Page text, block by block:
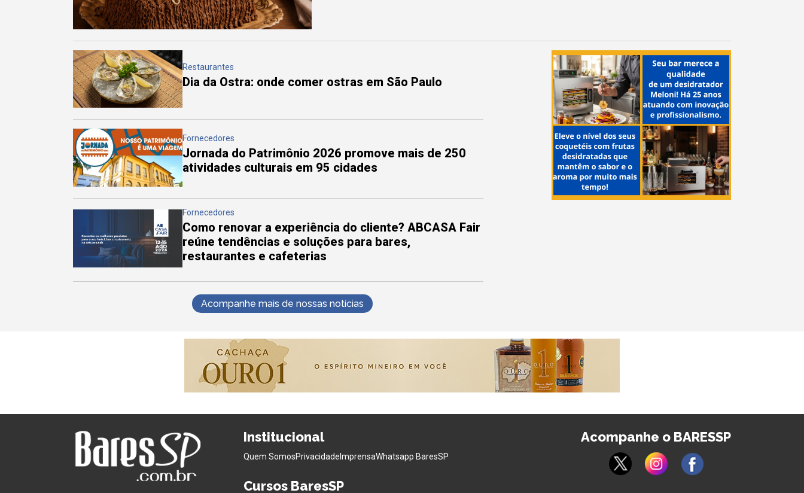
Restaurantes
Dia da Ostra: onde comer ostras em São Paulo
Fornecedores
Jornada do Patrimônio 2026 promove mais de 250
atividades culturais em 95 cidades
Fornecedores
Como renovar a experiência do cliente? ABCASA Fair
reúne tendências e soluções para bares,
restaurantes e cafeterias
Acompanhe mais de nossas notícias
Institucional
Quem SomosPrivacidadeImprensaWhatsapp BaresSP
Cursos BaresSP
Acompanhe o BARESSP